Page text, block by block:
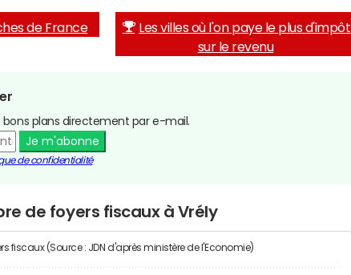
de France
Les villes où l'on paye le plus d'impôt
sur le revenu
bons plans directement par e-mail.
Je m'abonne
de confidentialité
de foyers fiscaux à Vrély
fiscaux (Source : JDN d'après ministère de l'Economie)